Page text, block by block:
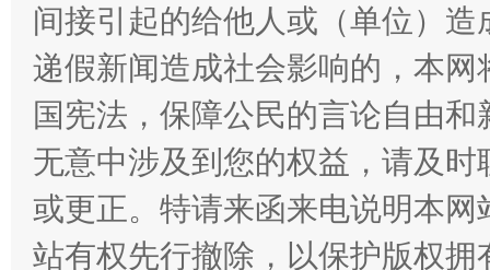
全民健身五年计划来了！等你上场
间接引起的给他人或（单位）
递假新闻造成社会影响的，本
国宪法，保障公民的言论自由
无意中涉及到您的权益，请及
或更正。特请来函来电说明本
站有权先行撤除，以保护版权